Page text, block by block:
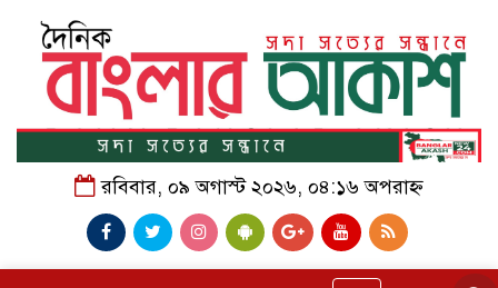
রবিবার, ০৯ অগাস্ট ২০২৬, ০৪:১৬ অপরাহ্ন